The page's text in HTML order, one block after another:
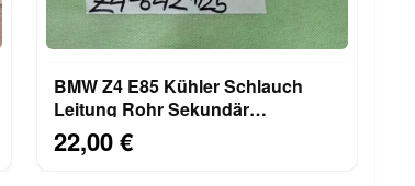
BMW Z4 E85 Kühler Schlauch
Leitung Rohr Sekundär
Luftpumpe Ventil 7533642
22,00 €